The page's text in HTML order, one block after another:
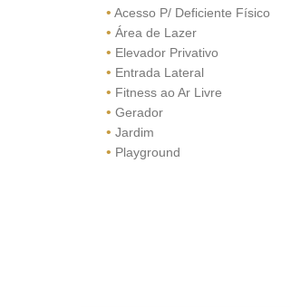
• Acesso P/ Deficiente Físico
• Área de Lazer
• Elevador Privativo
• Entrada Lateral
• Fitness ao Ar Livre
• Gerador
• Jardim
• Playground